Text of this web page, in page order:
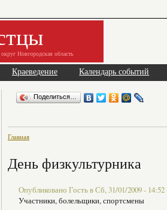
Новгородская область
Краеведение Календарь событий
Поделиться…
Главная
День физкультурника
Опубликовано Гость в Сб, 31/01/2009 - 14:52
Участники, болельщики, спортсмены